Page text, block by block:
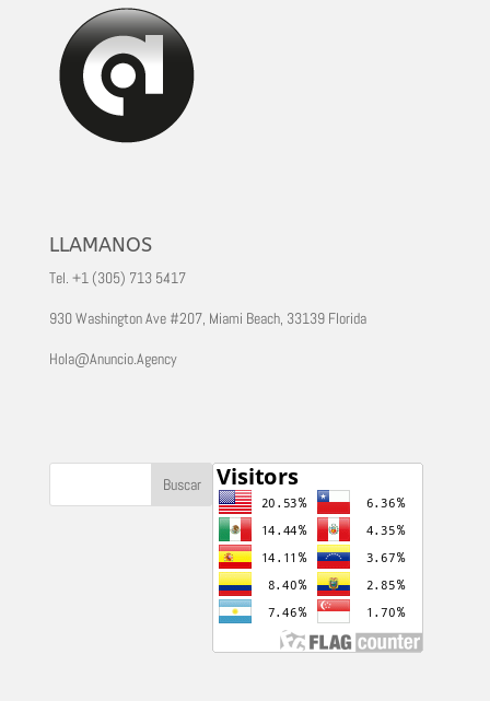
LLAMANOS
Tel. +1 (305) 713 5417
930 Washington Ave #207, Miami Beach, 33139 Florida
Hola@Anuncio.Agency